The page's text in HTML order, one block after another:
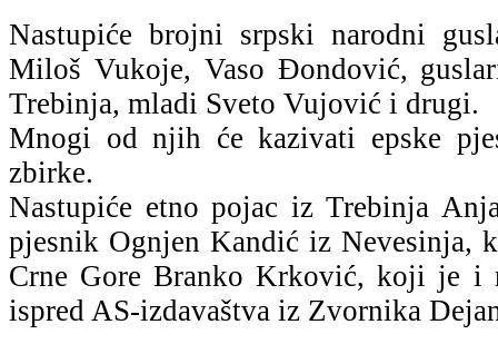
Nastupiće brojni srpski narodni
Miloš Vukoje, Vaso Đondović,
Trebinja, mladi Sveto Vujović i drugi.
Mnogi od njih će kazivati epske
zbirke.
Nastupiće etno pojac iz Trebinja
pjesnik Ognjen Kandić iz Nevesinja,
Crne Gore Branko Krković, koji je i
ispred AS-izdavaštva iz Zvornika